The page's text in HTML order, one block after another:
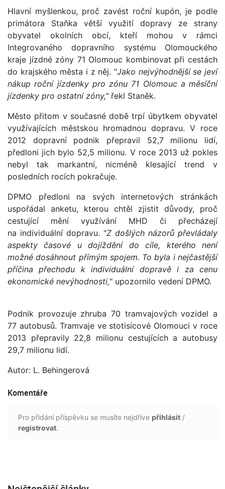
Hlavní myšlenkou, proč zavést roční kupón, je podle
primátora Staňka větší využití dopravy ze strany
obyvatel okolních obcí, kteří mohou v rámci
Integrovaného dopravního systému Olomouckého
kraje jízdné zóny 71 Olomouc kombinovat při cestách
do krajského města i z něj. "Jako nejvýhodnější se jeví
nákup roční jízdenky pro zónu 71 Olomouc a měsíční
jízdenky pro ostatní zóny," řekl Staněk.
Město přitom v současné době trpí úbytkem obyvatel
využívajících městskou hromadnou dopravu. V roce
2012 dopravní podnik přepravil 52,7 milionu lidí,
předloni jich bylo 52,5 milionu. V roce 2013 už pokles
nebyl tak markantní, nicméně klesající trend v
posledních rocích pokračuje.
DPMO předloni na svých internetových stránkách
uspořádal anketu, kterou chtěl zjistit důvody, proč
cestující mění využívání MHD či přecházejí
na individuální dopravu. "Z došlých názorů převládaly
aspekty časové u dojíždění do cíle, kterého není
možné dosáhnout přímým spojem. To byla i nejčastější
příčina přechodu k individuální dopravě i za cenu
ekonomické nevýhodnosti," upozornilo vedení DPMO.
Podnik provozuje zhruba 70 tramvajových vozidel a
77 autobusů. Tramvaje ve stotisícové Olomouci v roce
2013 přepravily 22,8 milionu cestujících a autobusy
29,7 milionu lidí.
Autor: L. Behingerová
Komentáře
Pro přidání příspěvku se musíte nejdříve přihlásit /
registrovat.